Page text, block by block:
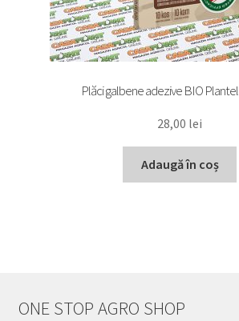
Plăci galbene adezive BIO
28,00 lei
Adaugă în coș
ONE STOP AGRO SHOP